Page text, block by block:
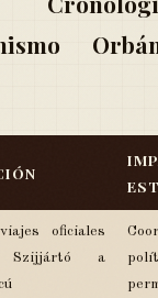
oficiales
Szijjártó a